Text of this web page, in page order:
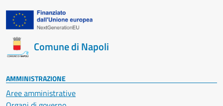
Comune di Napoli
AMMINISTRAZIONE
Aree amministrative